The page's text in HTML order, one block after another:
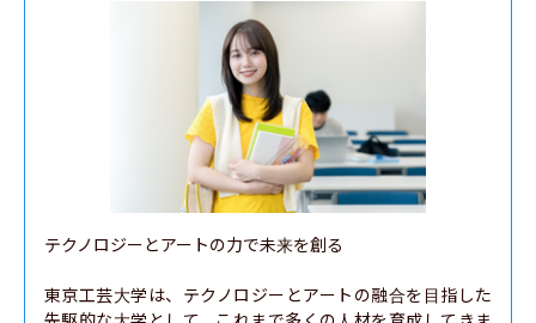
テクノロジーとアートの力で未来を創る
東京工芸大学は、テクノロジーとアートの融合を目指した